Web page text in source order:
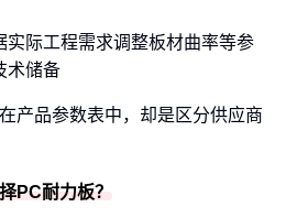
实际工程需求调整板材曲率等参
术储备
产品参数表中，却是区分供应商
PC耐力板？